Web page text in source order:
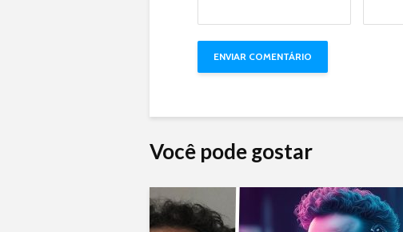
Você pode gostar